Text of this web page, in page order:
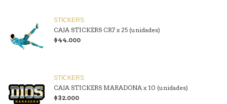
STICKERS
CAJA STICKERS CR7 x 25 (unidades)
$44.000
STICKERS
CAJA STICKERS MARADONA x 10 (unidades)
$32.000